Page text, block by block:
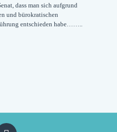
dass man sich aufgrund
und bürokratischen
entschieden habe……..